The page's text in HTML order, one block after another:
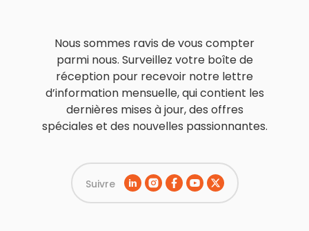
Nous sommes ravis de vous compter
parmi nous. Surveillez votre boîte de
réception pour recevoir notre lettre
d’information mensuelle, qui contient les
dernières mises à jour, des offres
spéciales et des nouvelles passionnantes.
Suivre